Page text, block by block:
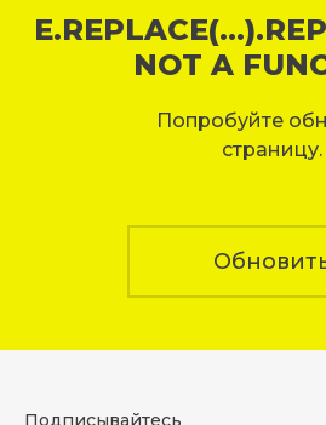
NOT A
Попробуйте
страницу.
Подписывайтесь